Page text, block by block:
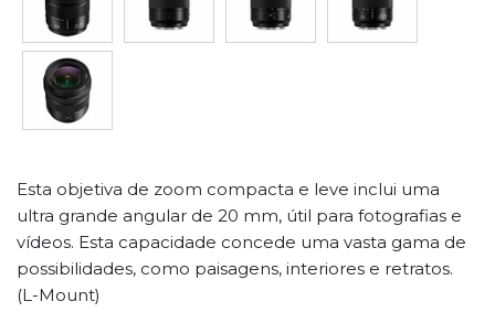
Esta objetiva de zoom compacta e leve inclui uma
ultra grande angular de 20 mm, útil para fotografias e
vídeos. Esta capacidade concede uma vasta gama de
possibilidades, como paisagens, interiores e retratos.
(L-Mount)